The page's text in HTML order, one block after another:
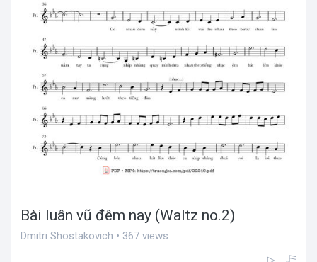
Bài luân vũ đêm nay (Waltz no.2)
Dmitri Shostakovich • 367 views